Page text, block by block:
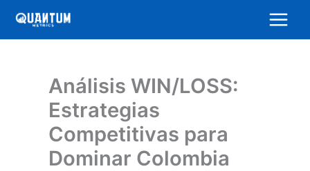
contenido
Análisis WIN/LOSS:
Estrategias
Competitivas para
Dominar Colombia